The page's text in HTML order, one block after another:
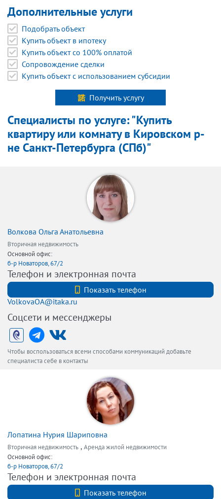
Дополнительные услуги
Подобрать объект
Купить объект в ипотеку
Купить объект со 100% оплатой
Сопровождение сделки
Купить объект с использованием субсидии
Получить услугу
Специалисты по услуге: "Купить
квартиру или комнату в Кировском р-
не Санкт-Петербурга (СПб)"
Волкова Ольга Анатольевна
Вторичная недвижимость
Основной офис:
б-р Новаторов, 67/2
Телефон и электронная почта
Показать телефон
VolkovaOA@itaka.ru
Соцсети и мессенджеры
Чтобы воспользоваться всеми способами коммуникаций добавьте
специалиста себе в контакты
Лопатина Нурия Шариповна
Вторичная недвижимость , Аренда жилой недвижимости
Основной офис:
б-р Новаторов, 67/2
Телефон и электронная почта
Показать телефон